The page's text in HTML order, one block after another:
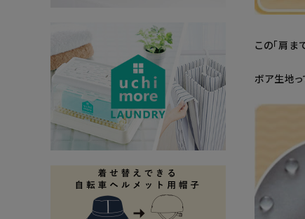
ご利用ガイド
プライバシーポリシー
特定商取引法について
会社概要
お問い合わせ
この「肩ま
ボア生地っ